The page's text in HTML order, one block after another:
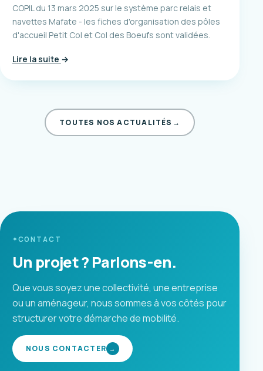
COPIL du 13 mars 2025 sur le système parc relais et
navettes Mafate - les fiches d'organisation des pôles
d'accueil Petit Col et Col des Boeufs sont validées.
Lire la suite →
TOUTES NOS ACTUALITÉS →
CONTACT
Un projet ? Parlons-en.
Que vous soyez une collectivité, une entreprise
ou un aménageur, nous sommes à vos côtés pour
structurer votre démarche de mobilité.
NOUS CONTACTER →